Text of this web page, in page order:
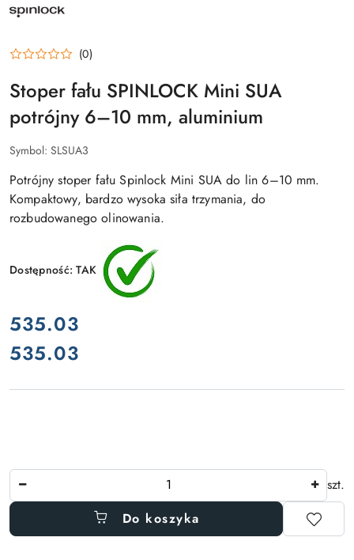
PRODUCENT
SPRZĘTU
KAMIZELEK
RATUNKOWYCH
I
OSPRZĘTU
POKŁADOWEGO
(0)
Stoper fału SPINLOCK Mini SUA
potrójny 6–10 mm, aluminium
Symbol: SLSUA3
Potrójny stoper fału Spinlock Mini SUA do lin 6–10 mm.
Kompaktowy, bardzo wysoka siła trzymania, do
rozbudowanego olinowania.
Dostępność:TAK
cena:
535.03
Cena:
535.03
Ilość
szt.
Do koszyka